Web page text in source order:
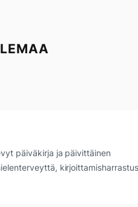
päiväkirja ja päivittäinen